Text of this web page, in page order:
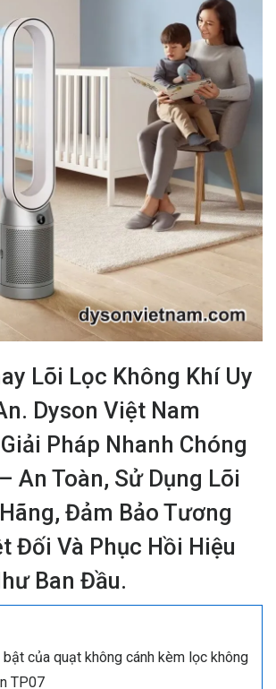
Lõi Lọc Không Khí Uy
Dyson Việt Nam
Pháp Nhanh Chóng
An Toàn, Sử Dụng Lõi
Đảm Bảo Tương
Đối Và Phục Hồi Hiệu
Ban Đầu.
của quạt không cánh kèm lọc không
TP07